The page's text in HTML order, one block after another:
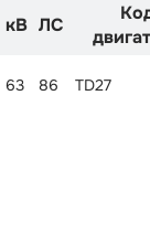
кВ ЛС
63 86 TD27